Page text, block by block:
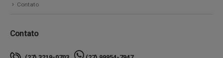
Contato
Contato